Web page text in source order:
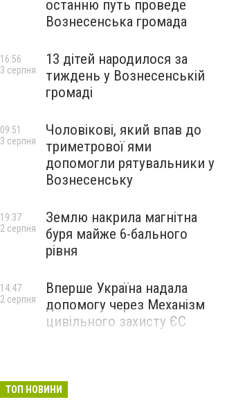
останню путь проведе
Вознесенська громада
13 дітей народилося за
тиждень у Вознесенській
громаді
16:56
3 серпня
Чоловікові, який впав до
триметрової ями
допомогли рятувальники у
Вознесенську
09:51
3 серпня
Землю накрила магнітна
буря майже 6-бального
рівня
19:37
2 серпня
Вперше Україна надала
допомогу через Механізм
цивільного захисту ЄС
14:47
2 серпня
ТОП НОВИНИ